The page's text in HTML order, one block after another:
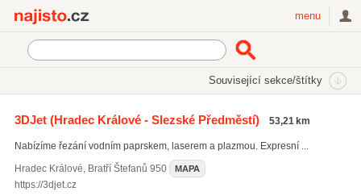
menu
Související sekce/štítky
ocelové trubky(674)
kovové konstrukce(701)
3DJet(Hradec Králové - Slezské Předměstí) 53,21 km
Nabízíme řezání vodním paprskem, laserem a plazmou. Expresní ...
Hradec Králové, Bratří Štefanů 950 MAPA
https://3djet.cz